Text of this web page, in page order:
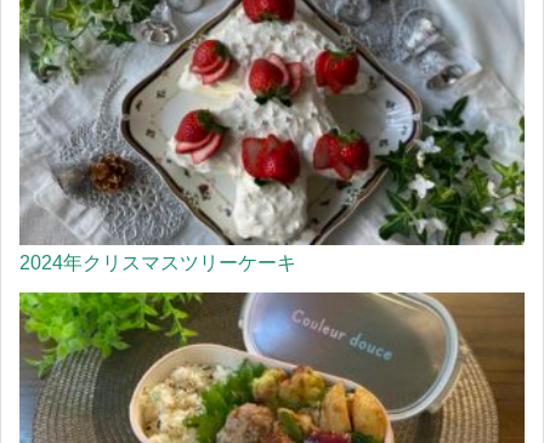
2024年クリスマスツリーケーキ